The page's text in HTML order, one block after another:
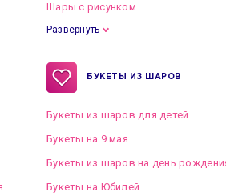
Шары с рисунком
Развернуть
БУКЕТЫ ИЗ ШАРОВ
Букеты из шаров для детей
Букеты на 9 мая
Букеты из шаров на день
Букеты на Юбилей